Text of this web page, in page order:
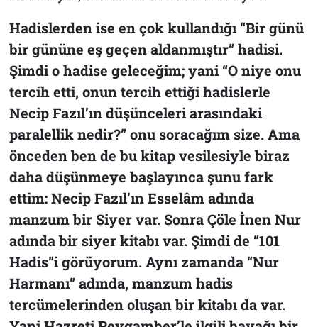
Hadislerden ise en çok kullandığı “Bir günü
bir gününe eş geçen aldanmıştır” hadisi.
Şimdi o hadise geleceğim; yani “O niye onu
tercih etti, onun tercih ettiği hadislerle
Necip Fazıl’ın düşünceleri arasındaki
paralellik nedir?” onu soracağım size. Ama
önceden ben de bu kitap vesilesiyle biraz
daha düşünmeye başlayınca şunu fark
ettim: Necip Fazıl’ınEsselâmadında
manzum bir Siyer var. SonraÇöle İnen Nur
adında bir siyer kitabı var. Şimdi de “101
Hadis”i görüyorum. Aynı zamanda “Nur
Harmanı”adında, manzum hadis
tercümelerinden oluşan bir kitabı da var.